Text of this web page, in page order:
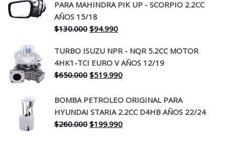
PARA MAHINDRA PIK UP - SCORPIO 2.2CC
AÑOS 15/18
$130.000 El
original
era:
$130.000.
$94.990El
actual
es:
$94.990.
TURBO ISUZU NPR - NQR 5.2CC MOTOR
4HK1-TCI EURO V AÑOS 12/19
$650.000 El
original
era:
$650.000.
$519.990El
actual
es:
$519.990.
BOMBA PETROLEO ORIGINAL PARA
HYUNDAI STARIA 2.2CC D4HB AÑOS 22/24
$260.000 El
$199.990El